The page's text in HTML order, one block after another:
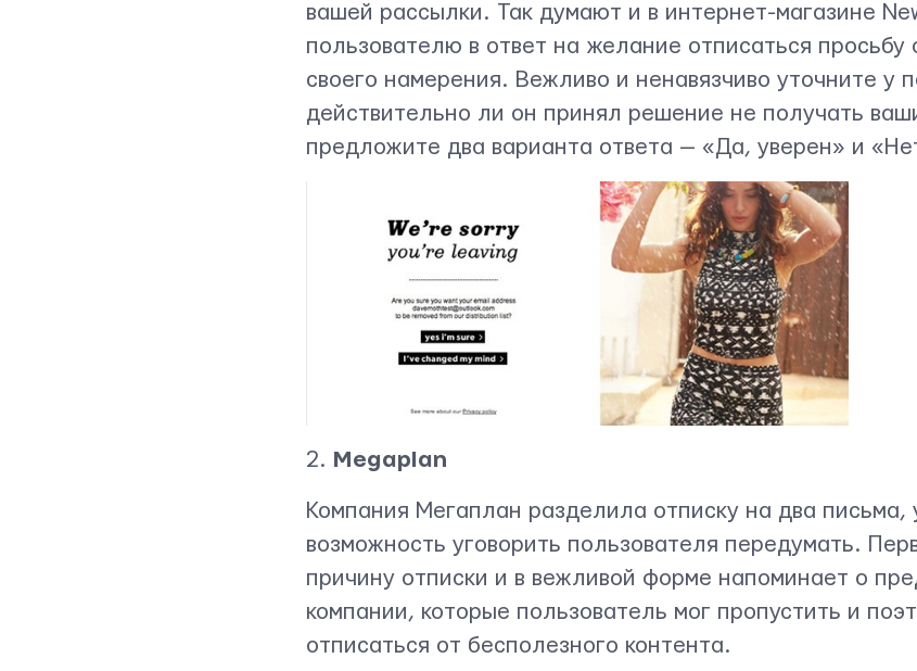
вашей рассылки. Так думают и в интернет-магазине
пользователю в ответ на желание отписаться
своего намерения. Вежливо и ненавязчиво уточните у
действительно ли он принял решение не получать
предложите два варианта ответа — «Да, уверен» и
2. Megaplan
Компания Мегаплан разделила отписку на два письма,
возможность уговорить пользователя передумать.
причину отписки и в вежливой форме напоминает о
компании, которые пользователь мог пропустить и
отписаться от бесполезного контента.
Rävala pst 8-ruum 810, 10143, Tallinn